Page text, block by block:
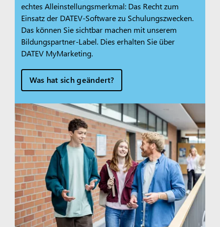
echtes Alleinstellungsmerkmal: Das Recht zum
Einsatz der DATEV-Software zu Schulungszwecken.
Das können Sie sichtbar machen mit unserem
Bildungspartner-Label. Dies erhalten Sie über
DATEV MyMarketing.
Was hat sich geändert?